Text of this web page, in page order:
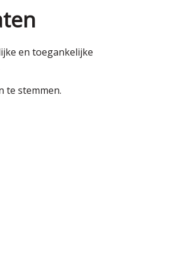
en toegankelijke
te stemmen.